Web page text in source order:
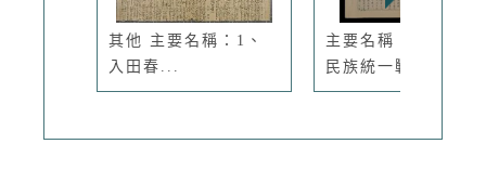
其他 主要名稱：1、
入田春...
主要名稱：中共抗日
民族統一戰...